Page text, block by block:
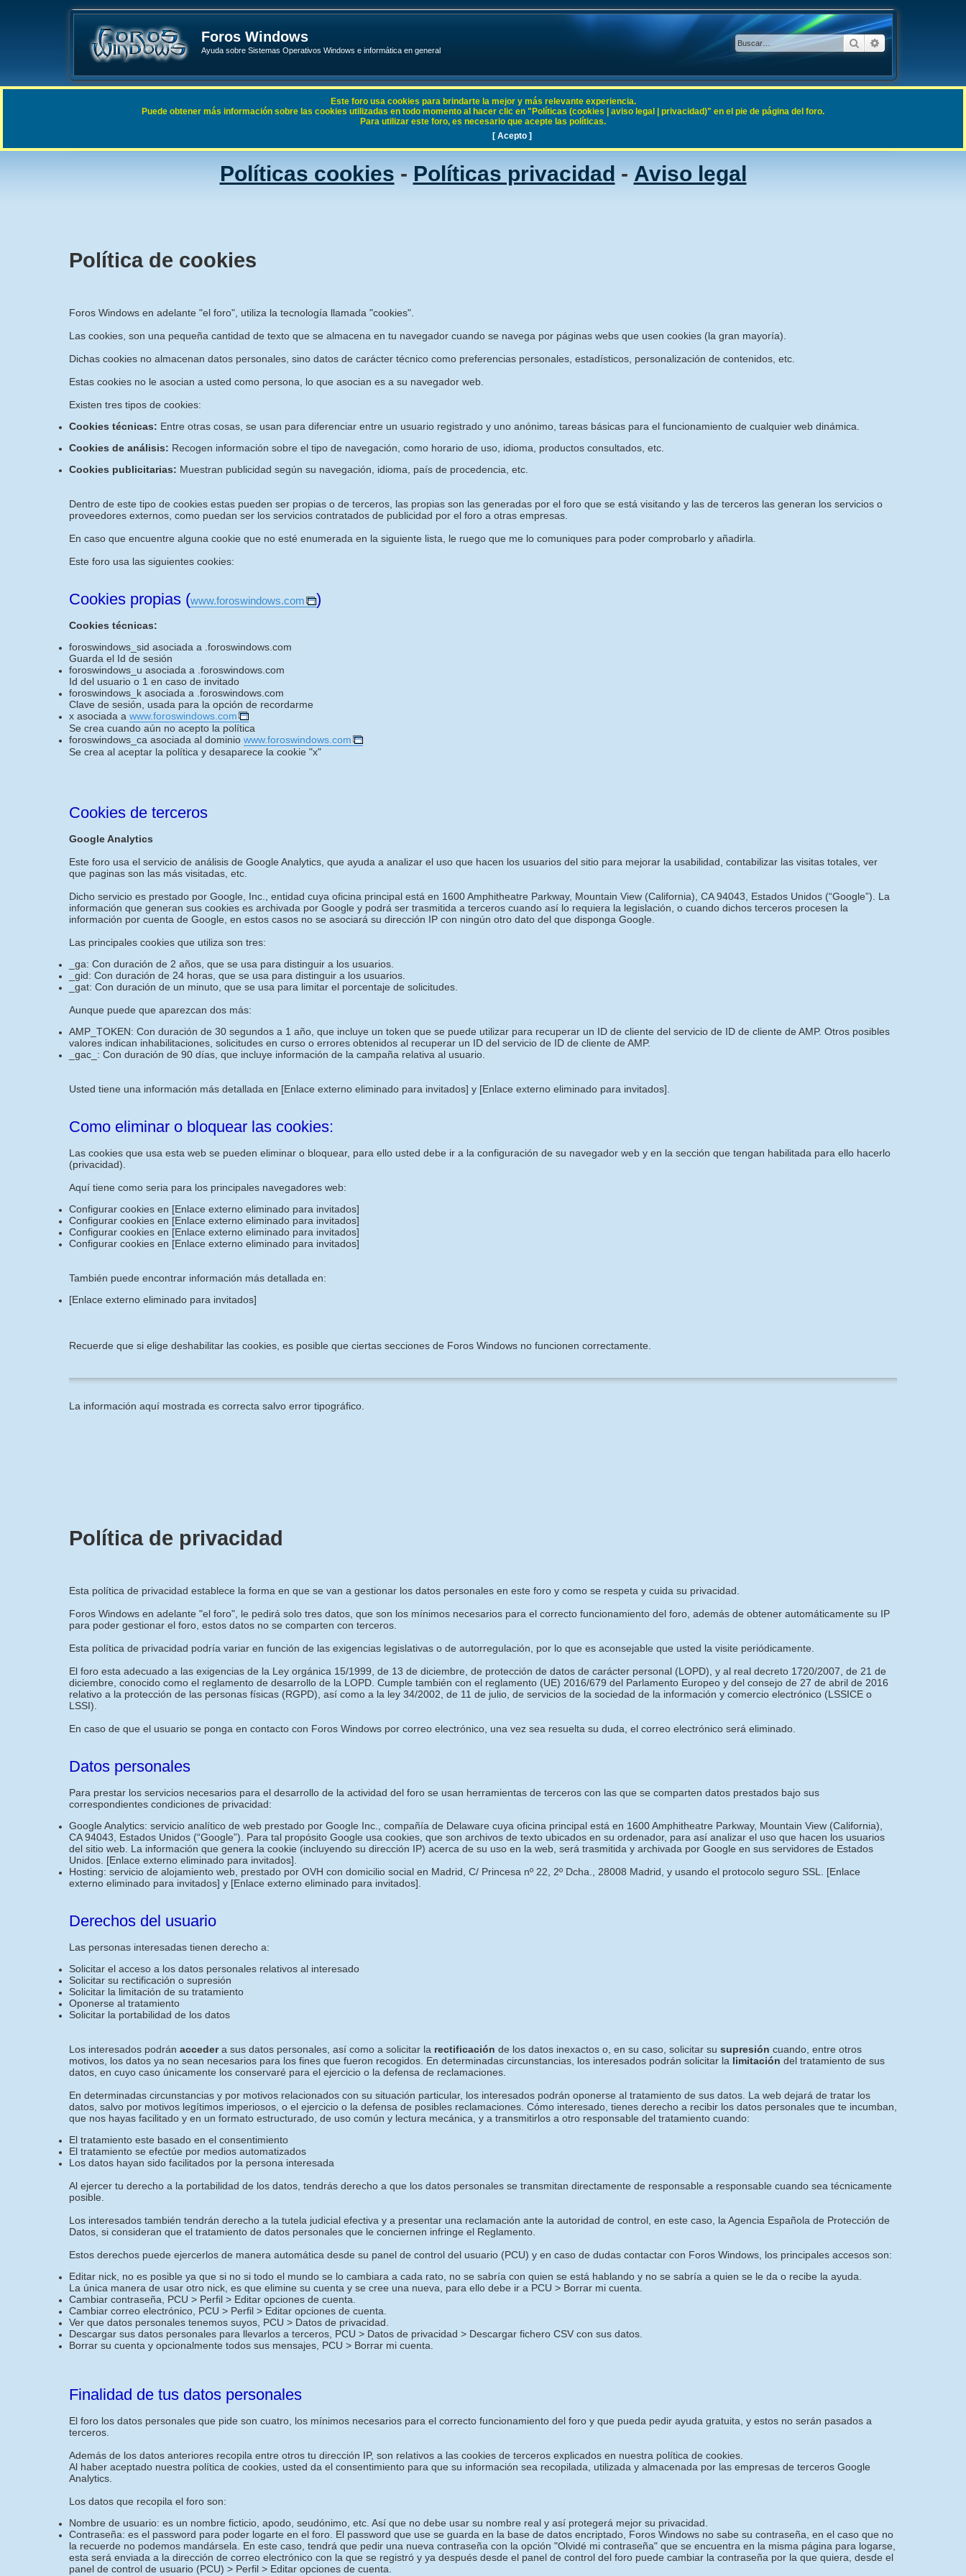
Foros Windows
Ayuda sobre Sistemas Operativos Windows e informática en general
BuscarBúsqueda
Enlaces rápidos FAQ
Políticas cookies - Políticas privacidad - Aviso legal
Política de cookies
Foros Windows en adelante "el foro", utiliza la tecnología llamada "cookies".
Las cookies, son una pequeña cantidad de texto que se almacena en tu navegador cuando se navega por páginas webs que usen cookies (la gran mayoría).
Dichas cookies no almacenan datos personales, sino datos de carácter técnico como preferencias personales, estadísticos, personalización de contenidos, etc.
Estas cookies no le asocian a usted como persona, lo que asocian es a su navegador web.
Existen tres tipos de cookies:
Cookies técnicas: Entre otras cosas, se usan para diferenciar entre un usuario registrado y uno anónimo, tareas básicas para el funcionamiento de cualquier web dinámica.
Cookies de análisis: Recogen información sobre el tipo de navegación, como horario de uso, idioma, productos consultados, etc.
Cookies publicitarias: Muestran publicidad según su navegación, idioma, país de procedencia, etc.
Dentro de este tipo de cookies estas pueden ser propias o de terceros, las propias son las generadas por el foro que se está visitando y las de terceros las generan los servicios o
proveedores externos, como puedan ser los servicios contratados de publicidad por el foro a otras empresas.
En caso que encuentre alguna cookie que no esté enumerada en la siguiente lista, le ruego que me lo comuniques para poder comprobarlo y añadirla.
Este foro usa las siguientes cookies:
Cookies propias (www.foroswindows.com )
Cookies técnicas:
foroswindows_sid asociada a .foroswindows.com
Guarda el Id de sesión
foroswindows_u asociada a .foroswindows.com
Id del usuario o 1 en caso de invitado
foroswindows_k asociada a .foroswindows.com
Clave de sesión, usada para la opción de recordarme
x asociada a www.foroswindows.com
Se crea cuando aún no acepto la política
foroswindows_ca asociada al dominio www.foroswindows.com
Se crea al aceptar la política y desaparece la cookie "x"
Cookies de terceros
Google Analytics
Este foro usa el servicio de análisis de Google Analytics, que ayuda a analizar el uso que hacen los usuarios del sitio para mejorar la usabilidad, contabilizar las visitas totales, ver
que paginas son las más visitadas, etc.
Dicho servicio es prestado por Google, Inc., entidad cuya oficina principal está en 1600 Amphitheatre Parkway, Mountain View (California), CA 94043, Estados Unidos (“Google”). La
información que generan sus cookies es archivada por Google y podrá ser trasmitida a terceros cuando así lo requiera la legislación, o cuando dichos terceros procesen la
información por cuenta de Google, en estos casos no se asociará su dirección IP con ningún otro dato del que disponga Google.
Las principales cookies que utiliza son tres:
_ga: Con duración de 2 años, que se usa para distinguir a los usuarios.
_gid: Con duración de 24 horas, que se usa para distinguir a los usuarios.
_gat: Con duración de un minuto, que se usa para limitar el porcentaje de solicitudes.
Aunque puede que aparezcan dos más:
AMP_TOKEN: Con duración de 30 segundos a 1 año, que incluye un token que se puede utilizar para recuperar un ID de cliente del servicio de ID de cliente de AMP. Otros posibles
valores indican inhabilitaciones, solicitudes en curso o errores obtenidos al recuperar un ID del servicio de ID de cliente de AMP.
_gac_: Con duración de 90 días, que incluye información de la campaña relativa al usuario.
Usted tiene una información más detallada en [Enlace externo eliminado para invitados] y [Enlace externo eliminado para invitados]
Como eliminar o bloquear las cookies:
Las cookies que usa esta web se pueden eliminar o bloquear, para ello usted debe ir a la configuración de su navegador web y en la sección que tengan habilitada para ello hacerlo
(privacidad).
Aquí tiene como seria para los principales navegadores web:
Configurar cookies en [Enlace externo eliminado para invitados]
Configurar cookies en [Enlace externo eliminado para invitados]
Configurar cookies en [Enlace externo eliminado para invitados]
Configurar cookies en [Enlace externo eliminado para invitados]
También puede encontrar información más detallada en:
[Enlace externo eliminado para invitados]
Recuerde que si elige deshabilitar las cookies, es posible que ciertas secciones de Foros Windows no funcionen correctamente.
La información aquí mostrada es correcta salvo error tipográfico.
Política de privacidad
Esta política de privacidad establece la forma en que se van a gestionar los datos personales en este foro y como se respeta y cuida su privacidad.
Foros Windows en adelante "el foro", le pedirá solo tres datos, que son los mínimos necesarios para el correcto funcionamiento del foro, además de obtener automáticamente su IP
para poder gestionar el foro, estos datos no se comparten con terceros.
Esta política de privacidad podría variar en función de las exigencias legislativas o de autorregulación, por lo que es aconsejable que usted la visite periódicamente.
El foro esta adecuado a las exigencias de la Ley orgánica 15/1999, de 13 de diciembre, de protección de datos de carácter personal (LOPD), y al real decreto 1720/2007, de 21 de
diciembre, conocido como el reglamento de desarrollo de la LOPD. Cumple también con el reglamento (UE) 2016/679 del Parlamento Europeo y del consejo de 27 de abril de 2016
relativo a la protección de las personas físicas (RGPD), así como a la ley 34/2002, de 11 de julio, de servicios de la sociedad de la información y comercio electrónico (LSSICE o
LSSI).
En caso de que el usuario se ponga en contacto con Foros Windows por correo electrónico, una vez sea resuelta su duda, el correo electrónico será eliminado.
Datos personales
Para prestar los servicios necesarios para el desarrollo de la actividad del foro se usan herramientas de terceros con las que se comparten datos prestados bajo sus
correspondientes condiciones de privacidad:
Google Analytics: servicio analítico de web prestado por Google Inc., compañía de Delaware cuya oficina principal está en 1600 Amphitheatre Parkway, Mountain View (California),
CA 94043, Estados Unidos (“Google”). Para tal propósito Google usa cookies, que son archivos de texto ubicados en su ordenador, para así analizar el uso que hacen los usuarios
del sitio web. La información que genera la cookie (incluyendo su dirección IP) acerca de su uso en la web, será trasmitida y archivada por Google en sus servidores de Estados
Unidos. [Enlace externo eliminado para invitados]
Hosting: servicio de alojamiento web, prestado por OVH con domicilio social en Madrid, C/ Princesa nº 22, 2º Dcha., 28008 Madrid, y usando el protocolo seguro SSL. [Enlace
externo eliminado para invitados] y [Enlace externo eliminado para invitados]
Derechos del usuario
Las personas interesadas tienen derecho a:
Solicitar el acceso a los datos personales relativos al interesado
Solicitar su rectificación o supresión
Solicitar la limitación de su tratamiento
Oponerse al tratamiento
Solicitar la portabilidad de los datos
Los interesados podrán accedera sus datos personales, así como a solicitar la rectificación de los datos inexactos o, en su caso, solicitar su supresión cuando, entre otros
motivos, los datos ya no sean necesarios para los fines que fueron recogidos. En determinadas circunstancias, los interesados podrán solicitar la limitación del tratamiento de sus
datos, en cuyo caso únicamente los conservaré para el ejercicio o la defensa de reclamaciones.
En determinadas circunstancias y por motivos relacionados con su situación particular, los interesados podrán oponerse al tratamiento de sus datos. La web dejará de tratar los
datos, salvo por motivos legítimos imperiosos, o el ejercicio o la defensa de posibles reclamaciones. Cómo interesado, tienes derecho a recibir los datos personales que te incumban,
que nos hayas facilitado y en un formato estructurado, de uso común y lectura mecánica, y a transmitirlos a otro responsable del tratamiento cuando:
El tratamiento este basado en el consentimiento
El tratamiento se efectúe por medios automatizados
Los datos hayan sido facilitados por la persona interesada
Al ejercer tu derecho a la portabilidad de los datos, tendrás derecho a que los datos personales se transmitan directamente de responsable a responsable cuando sea técnicamente
posible.
Los interesados también tendrán derecho a la tutela judicial efectiva y a presentar una reclamación ante la autoridad de control, en este caso, la Agencia Española de Protección de
Datos, si consideran que el tratamiento de datos personales que le conciernen infringe el Reglamento.
Estos derechos puede ejercerlos de manera automática desde su panel de control del usuario (PCU) y en caso de dudas contactar con Foros Windows, los principales accesos son:
Editar nick, no es posible ya que si no si todo el mundo se lo cambiara a cada rato, no se sabría con quien se está hablando y no se sabría a quien se le da o recibe la ayuda.
La única manera de usar otro nick, es que elimine su cuenta y se cree una nueva, para ello debe ir a PCU > Borrar mi cuenta.
Cambiar contraseña, PCU > Perfil > Editar opciones de cuenta.
Cambiar correo electrónico, PCU > Perfil > Editar opciones de cuenta.
Ver que datos personales tenemos suyos, PCU > Datos de privacidad.
Descargar sus datos personales para llevarlos a terceros, PCU > Datos de privacidad > Descargar fichero CSV con sus datos.
Borrar su cuenta y opcionalmente todos sus mensajes, PCU > Borrar mi cuenta.
Finalidad de tus datos personales
El foro los datos personales que pide son cuatro, los mínimos necesarios para el correcto funcionamiento del foro y que pueda pedir ayuda gratuita, y estos no serán pasados a
terceros.
Además de los datos anteriores recopila entre otros tu dirección IP, son relativos a las cookies de terceros explicados en nuestra política de cookies.
Al haber aceptado nuestra política de cookies, usted da el consentimiento para que su información sea recopilada, utilizada y almacenada por las empresas de terceros Google
Analytics.
Los datos que recopila el foro son:
Nombre de usuario: es un nombre ficticio, apodo, seudónimo, etc. Así que no debe usar su nombre real y así protegerá mejor su privacidad.
Contraseña: es el password para poder logarte en el foro. El password que use se guarda en la base de datos encriptado, Foros Windows no sabe su contraseña, en el caso que no
la recuerde no podemos mandársela. En este caso, tendrá que pedir una nueva contraseña con la opción "Olvidé mi contraseña" que se encuentra en la misma página para logarse,
esta será enviada a la dirección de correo electrónico con la que se registró y ya después desde el panel de control del foro puede cambiar la contraseña por la que quiera, desde el
panel de control de usuario (PCU) > Perfil > Editar opciones de cuenta.
Este foro usa cookies para brindarte la mejor y más relevante experiencia.
Puede obtener más información sobre las cookies utilizadas en todo momento al hacer clic en "Políticas (cookies | aviso legal | privacidad)" en el pie de página del foro.
Para utilizar este foro, es necesario que acepte las políticas.
[ Acepto ]